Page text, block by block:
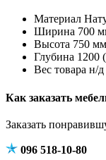
Материал
Ширина 700
Высота 750 мм
Глубина 1200
Вес товара н/д
Как заказать
Заказать
096 518-10-80